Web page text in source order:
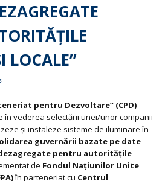
LOCALE”
pentru Dezvoltare” (CPD)
în vederea selectării unei/unor companii
și instaleze sisteme de iluminare în
guvernării bazate pe date
pentru autoritățile
de Fondul Națiunilor Unite
în parteneriat cu Centrul